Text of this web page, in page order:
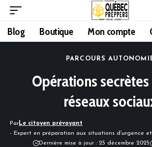
Blog Boutique Mon compte
PARCOURS
Opérations secrètes
réseaux
ParLe citoyen prévoyant
- Expert en préparation aux situations d’urgence
Dernière mise à jour : 25 décembre 2025